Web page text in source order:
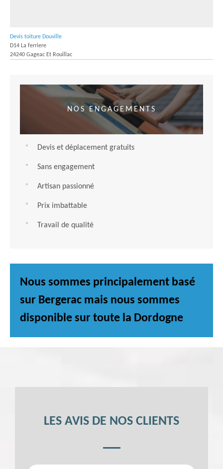
Devis toiture Douville
D14 La ferriere
24240 Gageac Et Rouillac
NOS ENGAGEMENTS
Devis et déplacement gratuits
Sans engagement
Artisan passionné
Prix imbattable
Travail de qualité
Nous sommes principalement basé
sur Bergerac mais nous sommes
disponible sur toute la Dordogne
LES AVIS DE NOS CLIENTS